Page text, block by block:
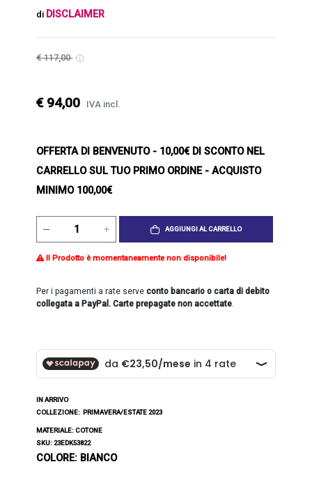
di DISCLAIMER
€ 117,00
€ 94,00 IVA incl.
OFFERTA DI BENVENUTO- 10,00€ DI SCONTO NEL
CARRELLO SUL TUO PRIMO ORDINE - ACQUISTO
MINIMO 100,00€
AGGIUNGI AL CARRELLO
Il Prodotto è momentaneamente non disponibile!
Per i pagamenti a rate serveconto bancario o carta di debito
collegata a PayPal. Carte prepagate non accettate.
IN ARRIVO
COLLEZIONE: PRIMAVERA/ESTATE 2023
MATERIALE: COTONE
SKU: 23EDK53822
COLORE: BIANCO